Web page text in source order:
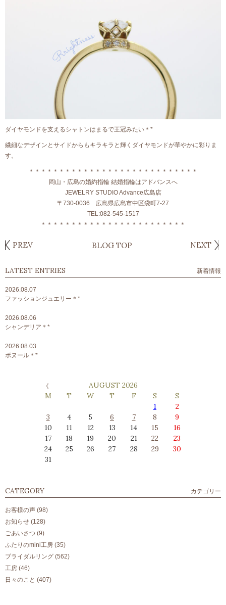
ダイヤモンドを支えるシャトンはまるで王冠みたい＊*
繊細なデザインとサイドからもキラキラと輝くダイヤモンドが華やかに彩りま
す。
＊＊＊＊＊＊＊＊＊＊＊＊＊＊＊＊＊＊＊＊＊＊＊＊＊＊＊＊
岡山・広島の婚約指輪 結婚指輪はアドバンスへ
JEWELRY STUDIO Advance広島店
〒730-0036 広島県広島市中区袋町7-27
TEL:082-545-1517
＊＊＊＊＊＊＊＊＊＊＊＊＊＊＊＊＊＊＊＊＊＊＊＊
PREV BLOG TOP NEXT
LATEST ENTRIES 新着情報
2026.08.07
ファッションジュエリー＊*
2026.08.06
シャンデリア＊*
2026.08.03
ボヌール＊*
AUGUST 2026
M
T W T F S
S
1
2
3
4 5 6 7 8
9
10
11 12 13 14 15
16
17
18 19 20 21 22
23
24
25 26 27 28 29
30
31
CATEGORY カテゴリー
お客様の声 (98)
お知らせ (128)
ごあいさつ (9)
ふたりのmini工房 (35)
ブライダルリング (562)
工房 (46)
日々のこと (407)